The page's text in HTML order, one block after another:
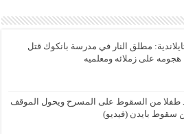
مطلق النار في مدرسة بانكوك قتل
هجومه على زملائه ومعلميه
طفلا من السقوط على المسرح ويحول الموقف
سقوط بايدن (فيديو)